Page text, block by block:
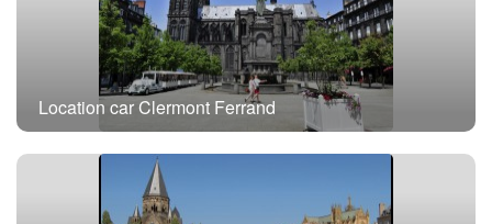
Location car Clermont Ferrand